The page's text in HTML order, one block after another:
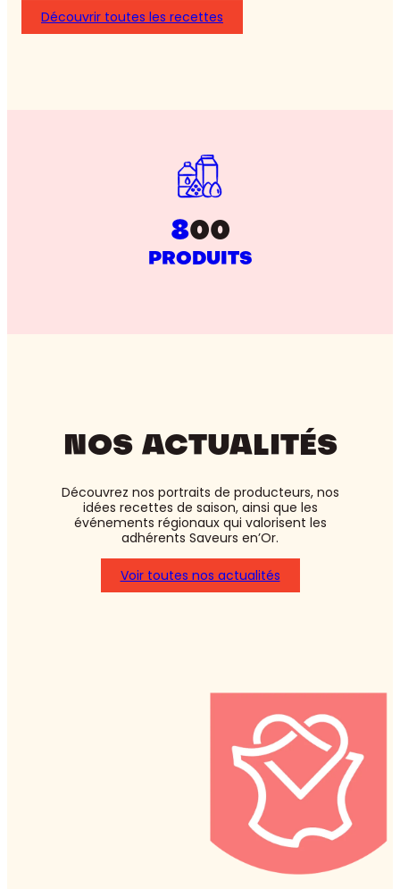
Découvrir toutes les recettes
800
PRODUITS
NOS ACTUALITÉS
Découvrez nos portraits de producteurs, nos
idées recettes de saison, ainsi que les
événements régionaux qui valorisent les
adhérents Saveurs en’Or.
Voir toutes nos actualités